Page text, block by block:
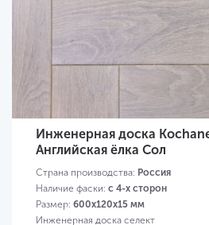
Инженерная доска
Английская ёлка Сол
Страна производства: Россия
Наличие фаски: с 4-х сторон
Размер: 600х120х15 мм
Инженерная доска селект